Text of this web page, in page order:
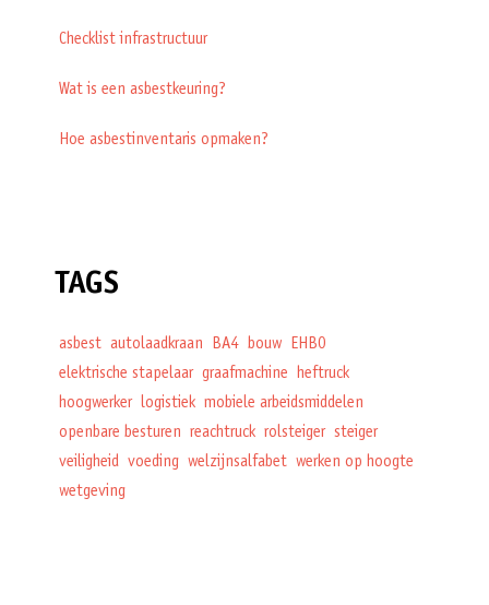
Checklist infrastructuur
Wat is een asbestkeuring?
Hoe asbestinventaris opmaken?
TAGS
asbest autolaadkraan BA4 bouw EHBO
elektrische stapelaar graafmachine heftruck
hoogwerker logistiek mobiele arbeidsmiddelen
openbare besturen reachtruck rolsteiger steiger
veiligheid voeding welzijnsalfabet werken op hoogte
wetgeving